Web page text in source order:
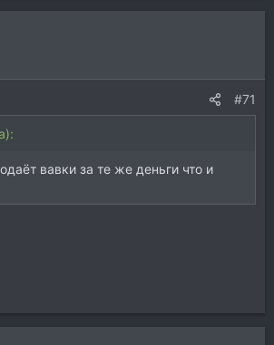
#71
вавки за те же деньги что и